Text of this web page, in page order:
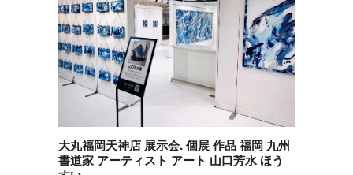
大丸福岡天神店 展示会. 個展 作品 福岡 九州
書道家 アーティスト アート 山口芳水 ほう